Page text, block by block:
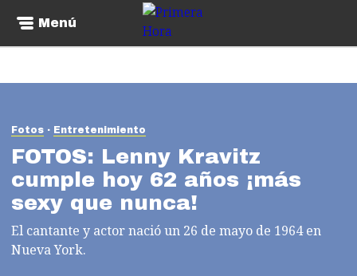
Menú
Fotos Entretenimiento
FOTOS: Lenny Kravitz
cumple hoy 62 años ¡más
sexy que nunca!
El cantante y actor nació un 26 de mayo de 1964 en
Nueva York.